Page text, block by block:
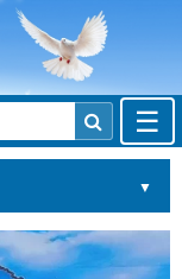
☰
